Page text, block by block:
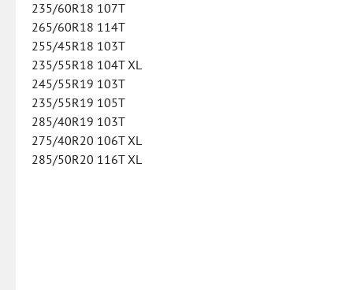
235/60R18 107T
265/60R18 114T
255/45R18 103T
235/55R18 104T XL
245/55R19 103T
235/55R19 105T
285/40R19 103T
275/40R20 106T XL
285/50R20 116T XL